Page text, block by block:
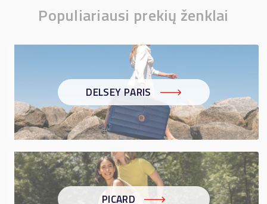
Populiariausi prekių ženklai
DELSEY PARIS
PICARD